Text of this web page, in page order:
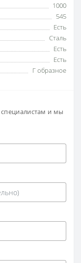
1000
545
Есть
Сталь
Есть
Есть
Г образное
и мы